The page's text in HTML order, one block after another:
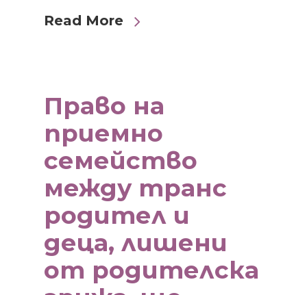
Read More
Право на
приемно
семейство
между транс
родител и
деца, лишени
от родителска